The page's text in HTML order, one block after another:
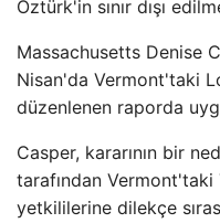
Öztürk'in sınır dışı
Massachusetts Denise
Nisan'da Vermont'taki
düzenlenen raporda
Casper, kararının bir
tarafından
yetkililerine dilekçe